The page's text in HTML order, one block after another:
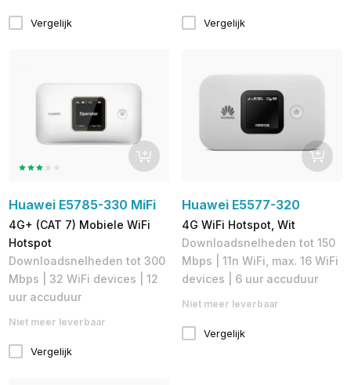
Vergelijk Vergelijk
Huawei E5785-330 MiFi
4G+ (CAT 7) Mobiele WiFi
Hotspot
Downloadsnelheden tot 300
Mbps​ | 32 WiFi devices | 12
uur accuduur
Niet meer leverbaar
Vergelijk
Huawei E5577-320
4G WiFi Hotspot, Wit
Downloadsnelheden tot 150
Mbps | 11n WiFi, max. 16 WiFi
devices | 6 uur accuduur
Niet meer leverbaar
Vergelijk